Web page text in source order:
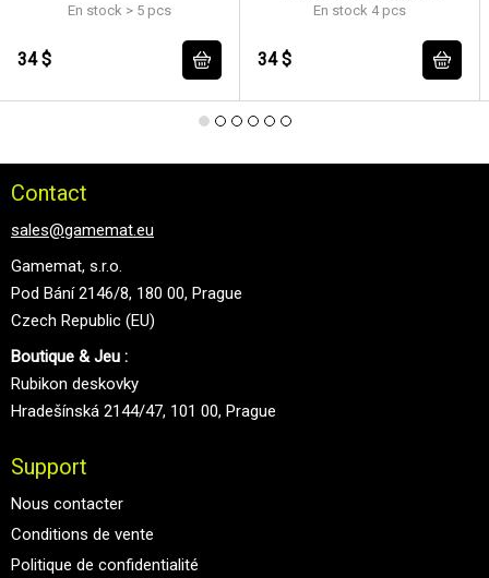
En stock > 5 pcs
34 $
En stock 4 pcs
34 $
Contact
sales@gamemat.eu
Gamemat, s.r.o.
Pod Bání 2146/8, 180 00, Prague
Czech Republic (EU)
Boutique & Jeu :
Rubikon deskovky
Hradešínská 2144/47, 101 00, Prague
Support
Nous contacter
Conditions de vente
Politique de confidentialité